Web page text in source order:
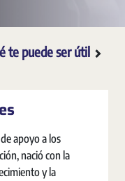
te puede ser útil
apoyo a los
nació con la
y la